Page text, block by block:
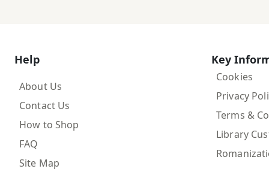
Help
About Us
Contact Us
How to Shop
FAQ
Site Map
Key
Cookies
Privacy
Terms &
Library